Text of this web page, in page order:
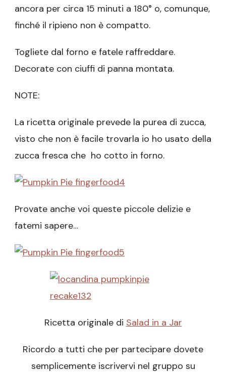
ancora per circa 15 minuti a 180° o, comunque,
finché il ripieno non è compatto.
Togliete dal forno e fatele raffreddare.
Decorate con ciuffi di panna montata.
NOTE:
La ricetta originale prevede la purea di zucca,
visto che non è facile trovarla io ho usato della
zucca fresca che ho cotto in forno.
Provate anche voi queste piccole delizie e
fatemi sapere…
Ricetta originale di Salad in a Jar
Ricordo a tutti che per partecipare dovete
semplicemente iscrivervi nel gruppo su